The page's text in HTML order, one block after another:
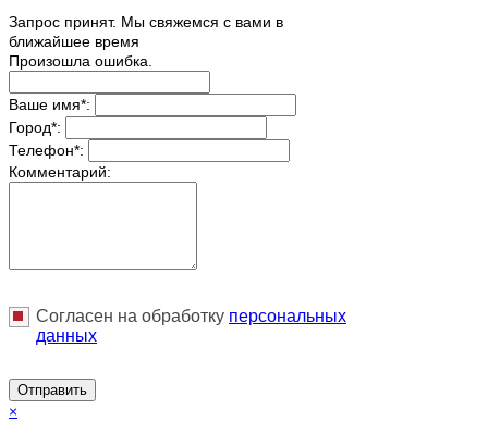
Запрос принят. Мы свяжемся с вами в
ближайшее время
Произошла ошибка.
Ваше имя*:
Город*:
Телефон*:
Комментарий:
Согласен на обработку персональныx
данных
Отправить
×